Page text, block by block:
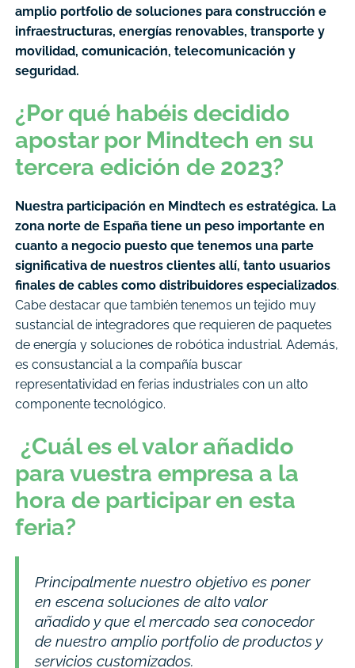
amplio portfolio de soluciones para construcción e
infraestructuras, energías renovables, transporte y
movilidad, comunicación, telecomunicación y
seguridad.
¿Por qué habéis decidido
apostar por Mindtech en su
tercera edición de 2023?
Nuestra participación en Mindtech es estratégica. La
zona norte de España tiene un peso importante en
cuanto a negocio puesto que tenemos una parte
significativa de nuestros clientes allí, tanto usuarios
finales de cables como distribuidores especializados.
Cabe destacar que también tenemos un tejido muy
sustancial de integradores que requieren de paquetes
de energía y soluciones de robótica industrial. Además,
es consustancial a la compañía buscar
representatividad en ferias industriales con un alto
componente tecnológico.
¿Cuál es el valor añadido
para vuestra empresa a la
hora de participar en esta
feria?
Principalmente nuestro objetivo es poner
en escena soluciones de alto valor
añadido y que el mercado sea conocedor
de nuestro amplio portfolio de productos y
servicios customizados.